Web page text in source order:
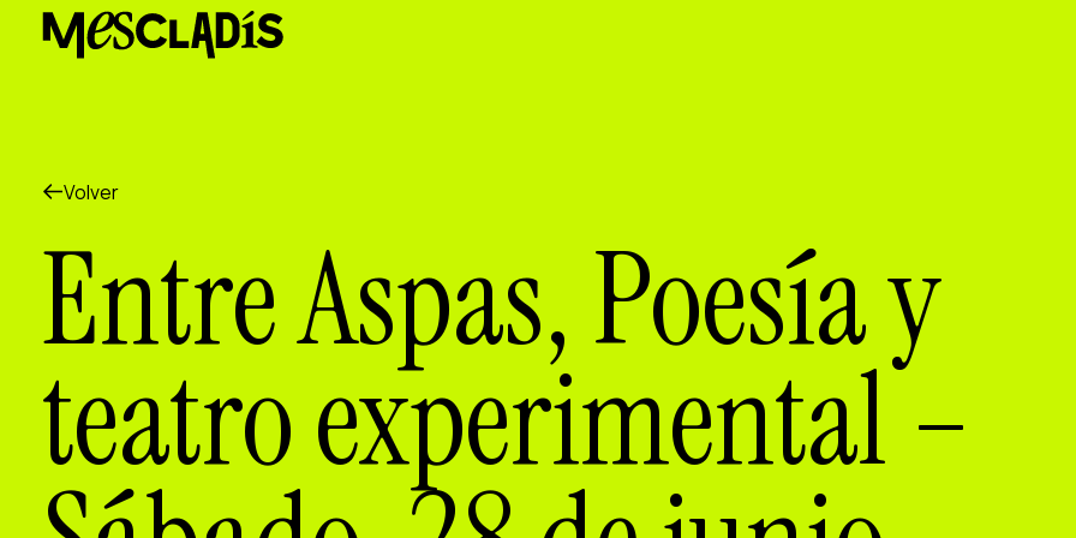
Productora social
Agenda
Nuestros talleres
Contacto
Volver
Entre Aspas, Poesía y
teatro experimental –